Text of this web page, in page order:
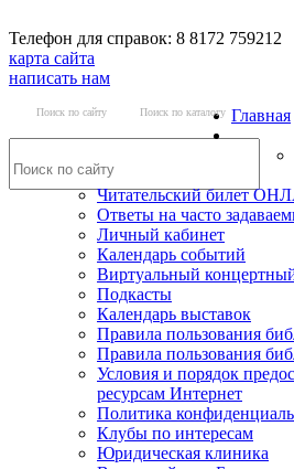
Телефон для справок: 8 8172 759212
карта сайта
написать нам
Поиск по сайту Поиск по каталогу Главная
Читательский билет
Ответы на часто
Личный кабинет
Календарь событий
Виртуальный
Подкасты
Календарь выставок
Правила пользования
Правила пользования
Условия и порядок
ресурсам Интернет
Политика
Клубы по интересам
Юридическая клиника